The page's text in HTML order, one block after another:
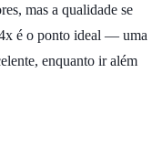
mas a qualidade se
é o ponto ideal — uma
enquanto ir além